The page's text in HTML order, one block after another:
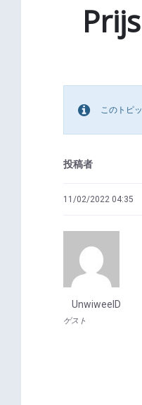
このトピ
投稿者
11/02/2022 04:35
UnwiweelD
ゲスト